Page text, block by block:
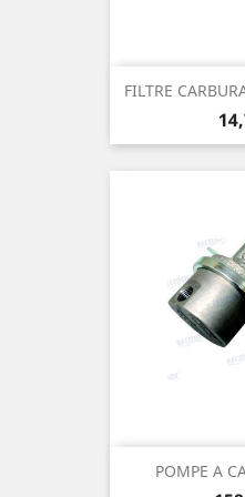
FILTRE
POMPE A